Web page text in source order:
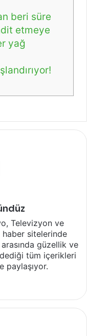
beri süre
etmeye
yağ
Televizyon ve
sitelerinde
güzellik ve
tüm içerikleri
paylaşıyor.